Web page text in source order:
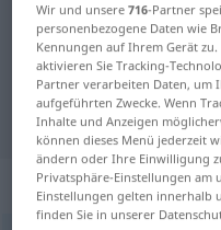
Spanisch-
"tapadera"
"tapadera"
„tapadera“:
Wir und unsere716-Partner
personenbezogene Daten wie
Kennungen auf Ihrem Gerät
aktivieren Sie Tracking-
Partner verarbeiten Daten, um
aufgeführten Zwecke. Wenn
Inhalte und Anzeigen
können dieses Menü jederzeit
ändern oder Ihre Einwilligung
Privatsphäre-Einstellungen am
Einstellungen gelten innerhalb
finden Sie in unserer